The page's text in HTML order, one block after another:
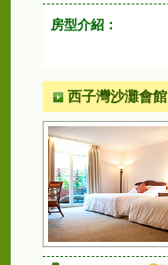
房型介紹：
西子灣沙灘會館